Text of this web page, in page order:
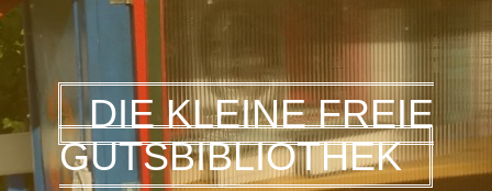
DIE KLEINE FREIE
GUTSBIBLIOTHEK